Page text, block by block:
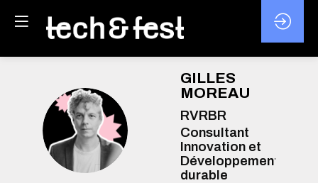
GM
GILLES
MOREAU
RVRBR
Consultant
Innovation et
Développement
durable